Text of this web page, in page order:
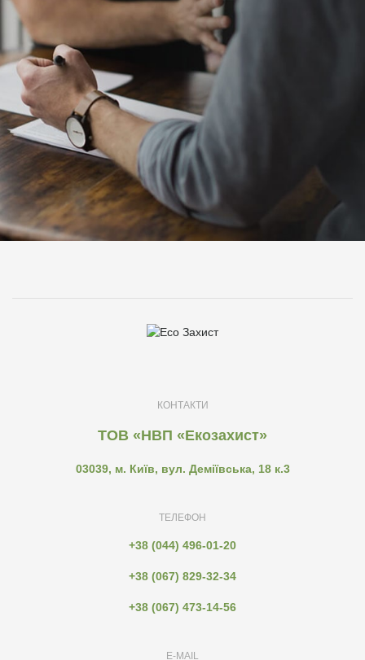
КОНТАКТИ
ТОВ «НВП «Екозахист»
03039, м. Київ, вул. Деміївська, 18 к.3
ТЕЛЕФОН
+38 (044) 496-01-20
+38 (067) 829-32-34
+38 (067) 473-14-56
E-MAIL